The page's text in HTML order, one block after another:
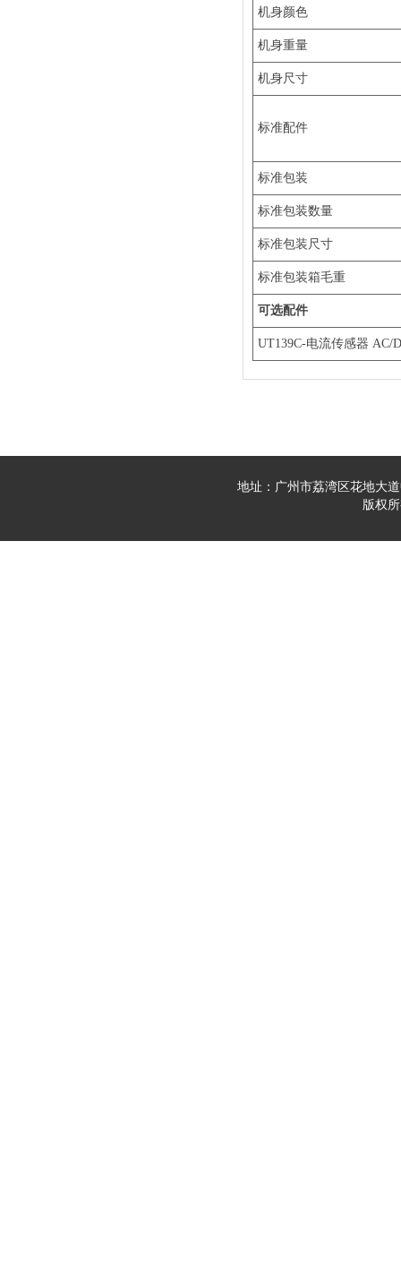
机身颜色
机身重量
机身尺寸
标准配件
标准包装
标准包装数量
标准包装尺寸
标准包装箱毛重
可选配件
UT139C-电流传感器 AC/
地址：广州市荔湾区花地大
版权